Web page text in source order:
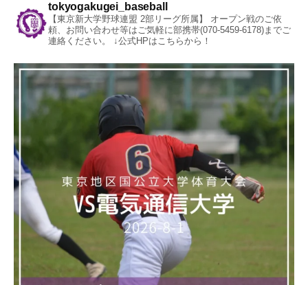
tokyogakugei_baseball
【東京新大学野球連盟 2部リーグ所属】
オープン戦のご依
頼、お問い合わせ等はご気軽に部携帯(070-5459-6178)までご
連絡ください。
↓公式HPはこちらから！